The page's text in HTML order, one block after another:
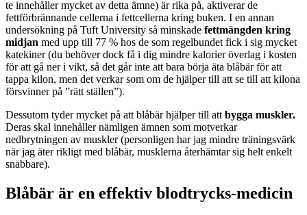
te innehåller mycket av detta ämne) är rika på, aktiverar de
fettförbrännande cellerna i fettcellerna kring buken. I en annan
undersökning på Tuft University så minskade fettmängden kring
midjan med upp till 77 % hos de som regelbundet fick i sig mycket
katekiner (du behöver dock få i dig mindre kalorier överlag i kosten
för att gå ner i vikt, så det går inte att bara börja äta blåbär för att
tappa kilon, men det verkar som om de hjälper till att se till att kilona
försvinner på ”rätt ställen”).
Dessutom tyder mycket på att blåbär hjälper till att bygga muskler.
Deras skal innehåller nämligen ämnen som motverkar
nedbrytningen av muskler (personligen har jag mindre träningsvärk
när jag äter rikligt med blåbär, musklerna återhämtar sig helt enkelt
snabbare).
Blåbär är en effektiv blodtrycks-medicin